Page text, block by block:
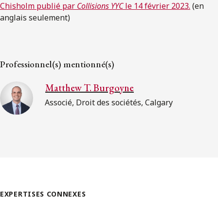
Chisholm publié par Collisions YYCle 14 février 2023. (en
anglais seulement)
Professionnel(s) mentionné(s)
Matthew T. Burgoyne
Associé, Droit des sociétés, Calgary
EXPERTISES CONNEXES